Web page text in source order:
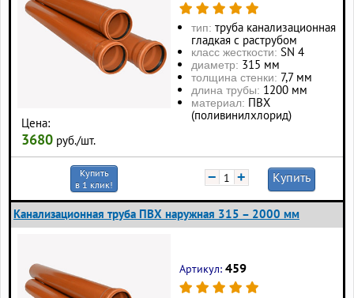
Цена:
3680 руб./шт.
тип: труба канализационная
гладкая с раструбом
класс жесткости: SN 4
диаметр: 315 мм
толщина стенки: 7,7 мм
длина трубы: 1200 мм
материал: ПВХ
(поливинилхлорид)
Купить
в 1 клик!
− + Купить
Канализационная труба ПВХ наружная 315 – 2000 мм
Артикул: 459